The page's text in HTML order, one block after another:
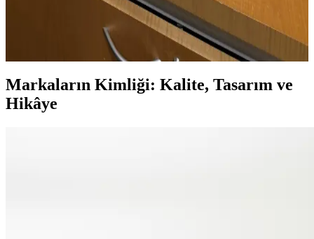
Bottega Veneta Andiamo çanta, bebek pembesi başta olmak üzere
renk seçenekleri, dokuma deri yapısı ve ömür boyu garantisiyle
kullanıcılar arasında şık ve kullanışlı bir tercih olarak öne çıkıyor.
Markaların Kimliği: Kalite, Tasarım ve
Hikâye